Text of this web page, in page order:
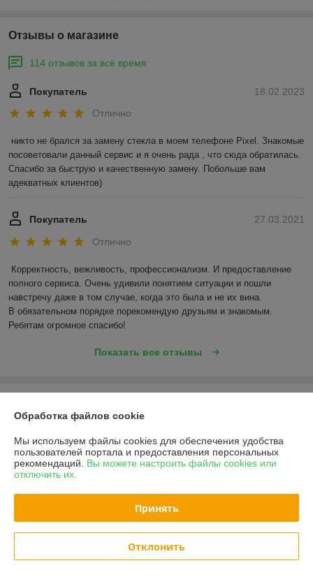
Отзывы о магазине
114 отзывов за всё время
18.02.2023
Покупатель
Отлично
никто не брался за замену стекла в моем телефоне Pixel. Знакомые
посоветовали данный сервис и я очень рада , что сюда обратилась.
Спасибо за быструю и качественную замену. Побольше вам
адекватных клиентов)
27.03.2021
Покупатель
Отлично
Корректность, вежливость, профессионализм. И предоставление
полного сервиса. Очень удивили понятием ситуации и пошли
навстречу даже в том случае, когда это была и не их вина.
В обязательном порядке порекомендую друзьям и знакомым.
Ребятам огромное спасибо!
Показать все отзывы
Доставка и оплата
График работы
Полная версия сайта
Политика обработки cookies
Обработка файлов cookie
Мы используем файлы cookies для обеспечения удобства
пользователей портала и предоставления персональных
рекомендаций. Вы можете настроить файлы cookies или
отключить их.
Принять
Отклонить